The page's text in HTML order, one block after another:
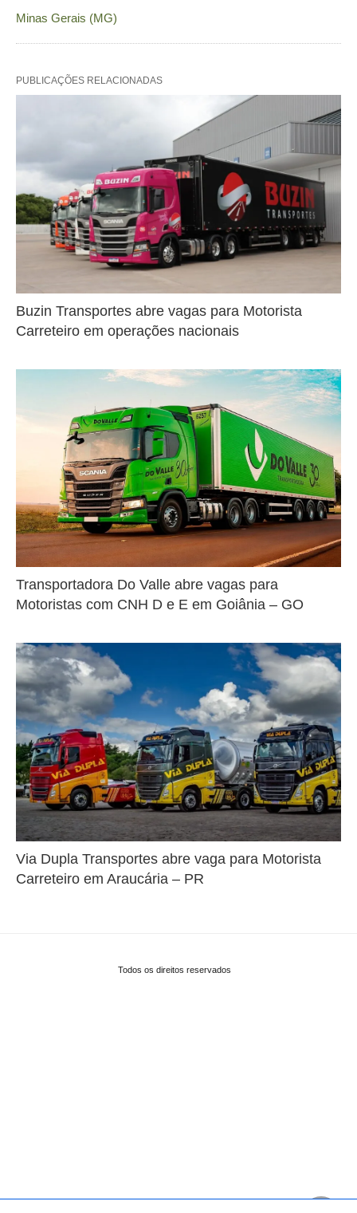
Minas Gerais (MG)
PUBLICAÇÕES RELACIONADAS
Buzin Transportes abre vagas para Motorista
Carreteiro em operações nacionais
Transportadora Do Valle abre vagas para
Motoristas com CNH D e E em Goiânia – GO
Via Dupla Transportes abre vaga para Motorista
Carreteiro em Araucária – PR
Todos os direitos reservados